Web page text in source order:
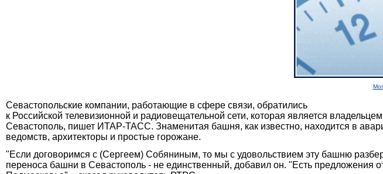
Севастопольские компании, работающие в сфере связи, обратились
к Российской телевизионной и радиовещательной сети, которая является
Севастополь, пишет ИТАР-ТАСС. Знаменитая башня, как известно, находится в
ведомств, архитекторы и простые горожане.
"Если договоримся с (Сергеем) Собяниным, то мы с удовольствием эту башню
переноса башни в Севастополь - не единственный, добавил он. "Есть